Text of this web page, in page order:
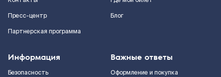
Пресс-центр
Партнерская программа
Блог
Информация
Безопасность
Важные ответы
Оформление и покупка